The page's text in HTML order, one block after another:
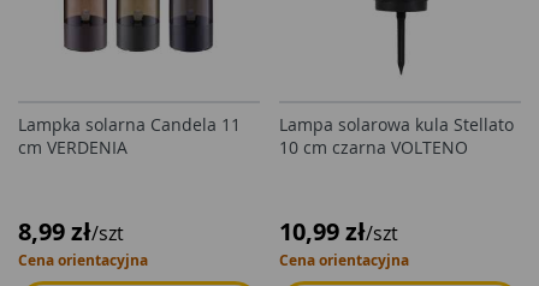
Lampka solarna Candela 11
cm VERDENIA
8,99 zł/szt
Cena orientacyjna
Lampa solarowa kula Stellato
10 cm czarna VOLTENO
10,99 zł/szt
Cena orientacyjna